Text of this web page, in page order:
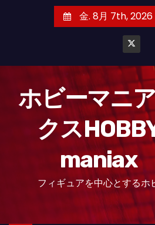
金. 8月 7th, 2026
ホビーマニ
クス
maniax
フィギュアを中心とするホ